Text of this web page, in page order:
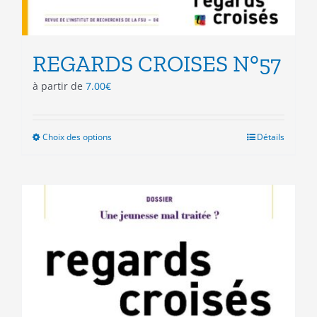
REGARDS CROISES N°57
à partir de 7.00€
Choix des optionsCe
variations.
Les
être
choisies
sur
Détails